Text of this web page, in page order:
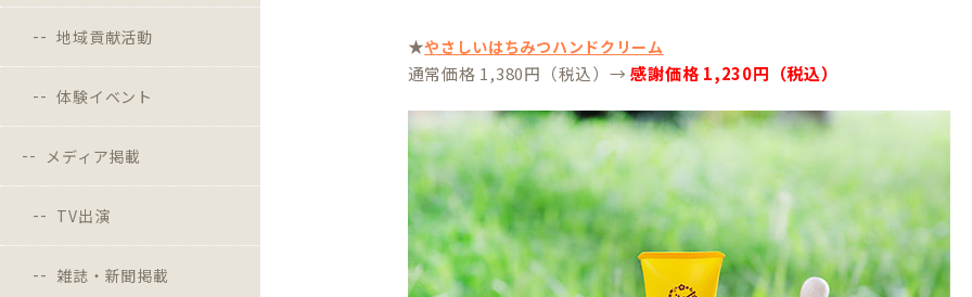
地域貢献活動
体験イベント
メディア掲載
TV出演
雑誌・新聞掲載
★やさしいはちみつハンドクリーム
通常価格 1,380円（税込）→感謝価格 1,230円（税込）